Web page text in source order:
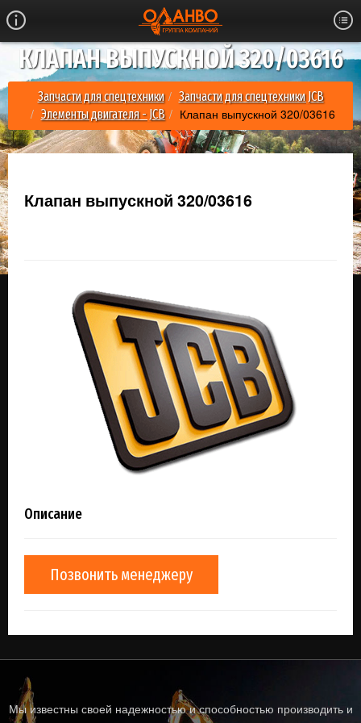
КЛАПАН ВЫПУСКНОЙ 320/03616
Запчасти для спецтехники
Запчасти для спецтехники JCB
Элементы двигателя - JCB
Клапан выпускной 320/03616
Клапан выпускной 320/03616
Описание
Позвонить менеджеру
Мы известны своей надежностью и способностью производить и